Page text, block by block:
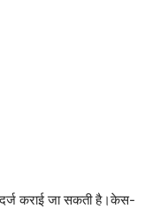
कराई जा सकती है।केस-